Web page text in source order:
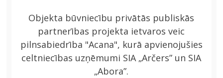
Objekta būvniecību privātās publiskās
partnerības projekta ietvaros veic
pilnsabiedrība "Acana", kurā apvienojušies
celtniecības uzņēmumi SIA „Arčers” un SIA
„Abora”.